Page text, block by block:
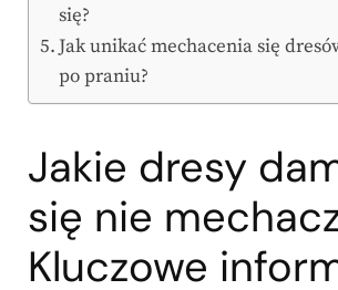
się?
Jak unikać mechacenia się
po praniu?
Jakie dresy
się nie
Kluczowe